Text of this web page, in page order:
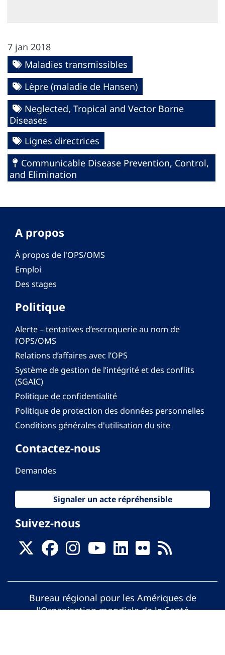
7 jan 2018
Maladies transmissibles
Lèpre (maladie de Hansen)
Neglected, Tropical and Vector Borne
Diseases
Lignes directrices
Communicable Disease Prevention, Control,
and Elimination
A propos
À propos de l'OPS/OMS
Emploi
Des stages
Politique
Alerte – tentatives d’escroquerie au nom de
l’OPS/OMS
Relations d’affaires avec l’OPS
Système de gestion de l’intégrité et des conflits
(SGAIC)
Politique de confidentialité
Politique de protection des données personnelles
Conditions générales d'utilisation du site
Contactez-nous
Demandes
Signaler un acte répréhensible
Suivez-nous
Bureau régional pour les Amériques de
l'Organisation mondiale de la Santé